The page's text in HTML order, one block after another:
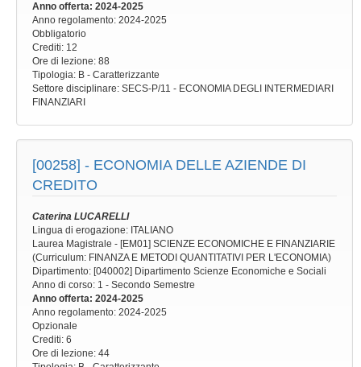
Anno offerta: 2024-2025
Anno regolamento: 2024-2025
Obbligatorio
Crediti: 12
Ore di lezione: 88
Tipologia: B - Caratterizzante
Settore disciplinare: SECS-P/11 - ECONOMIA DEGLI INTERMEDIARI
FINANZIARI
[00258] - ECONOMIA DELLE AZIENDE DI
CREDITO
Caterina LUCARELLI
Lingua di erogazione: ITALIANO
Laurea Magistrale - [EM01] SCIENZE ECONOMICHE E FINANZIARIE
(Curriculum: FINANZA E METODI QUANTITATIVI PER L'ECONOMIA)
Dipartimento: [040002] Dipartimento Scienze Economiche e Sociali
Anno di corso: 1 - Secondo Semestre
Anno offerta: 2024-2025
Anno regolamento: 2024-2025
Opzionale
Crediti: 6
Ore di lezione: 44